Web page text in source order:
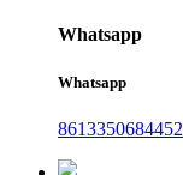
Whatsapp
Whatsapp
8613350684452